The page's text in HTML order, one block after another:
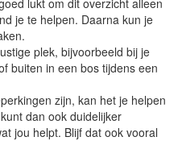
je te helpen. Daarna kun je
plek, bijvoorbeeld bij je
buiten in een bos tijdens een
zijn, kan het je helpen
dan ook duidelijker
jou helpt. Blijf dat ook vooral